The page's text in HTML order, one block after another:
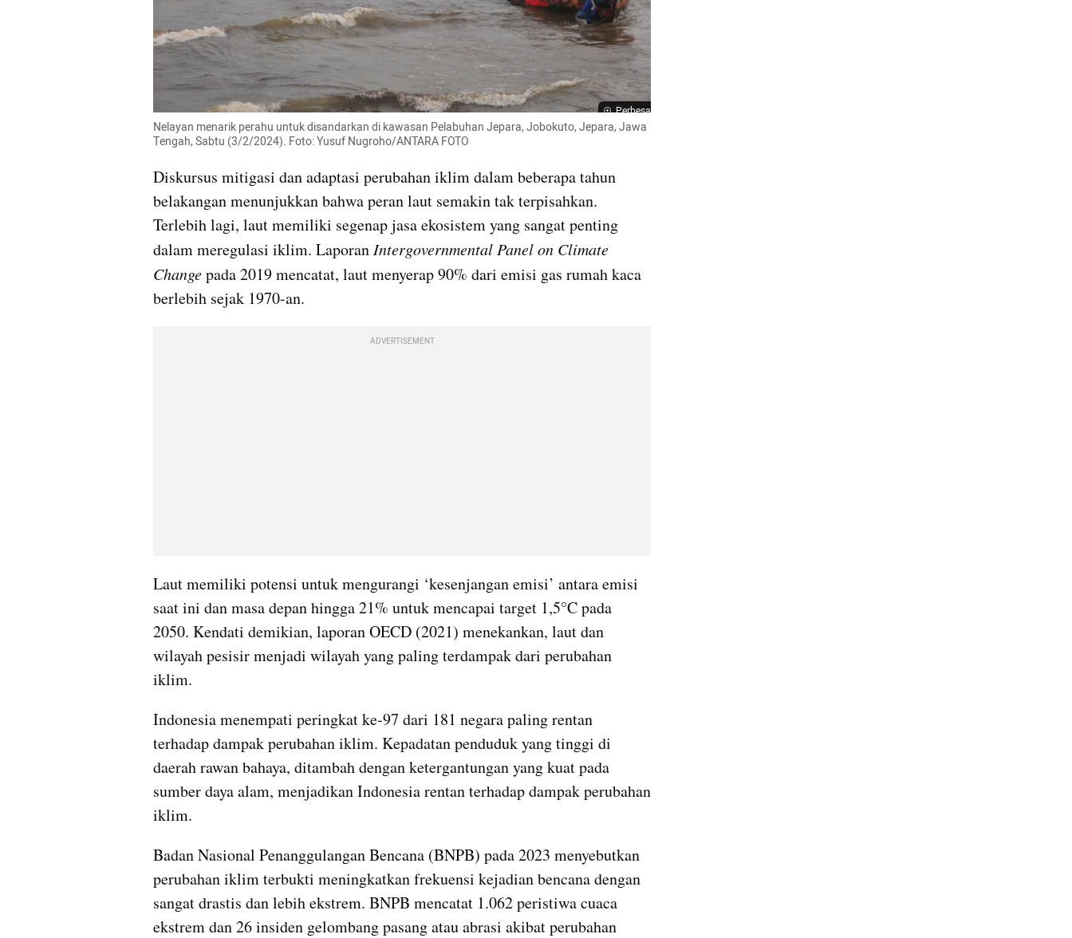
Perbesar
Nelayan menarik perahu untuk disandarkan di kawasan Pelabuhan Jepara, Jobokuto, Jepara, Jawa
Tengah, Sabtu (3/2/2024). Foto: Yusuf Nugroho/ANTARA FOTO
Diskursus mitigasi dan adaptasi perubahan iklim dalam beberapa tahun
belakangan menunjukkan bahwa peran laut semakin tak terpisahkan.
Terlebih lagi, laut memiliki segenap jasa ekosistem yang sangat penting
dalam meregulasi iklim. Laporan Intergovernmental Panel on Climate
Change pada 2019 mencatat, laut menyerap 90% dari emisi gas rumah kaca
berlebih sejak 1970-an.
ADVERTISEMENT
Laut memiliki potensi untuk mengurangi ‘kesenjangan emisi’ antara emisi
saat ini dan masa depan hingga 21% untuk mencapai target 1,5°C pada
2050. Kendati demikian, laporan OECD (2021) menekankan, laut dan
wilayah pesisir menjadi wilayah yang paling terdampak dari perubahan
iklim.
Indonesia menempati peringkat ke-97 dari 181 negara paling rentan
terhadap dampak perubahan iklim. Kepadatan penduduk yang tinggi di
daerah rawan bahaya, ditambah dengan ketergantungan yang kuat pada
sumber daya alam, menjadikan Indonesia rentan terhadap dampak perubahan
iklim.
Badan Nasional Penanggulangan Bencana (BNPB) pada 2023 menyebutkan
perubahan iklim terbukti meningkatkan frekuensi kejadian bencana dengan
sangat drastis dan lebih ekstrem. BNPB mencatat 1.062 peristiwa cuaca
ekstrem dan 26 insiden gelombang pasang atau abrasi akibat perubahan